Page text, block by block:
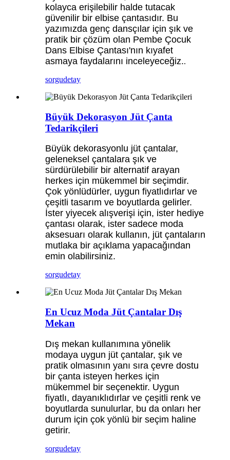
kolayca erişilebilir halde tutacak
güvenilir bir elbise çantasıdır. Bu
yazımızda genç dansçılar için şık ve
pratik bir çözüm olan Pembe Çocuk
Dans Elbise Çantası'nın kıyafet
asmaya faydalarını inceleyeceğiz..
sorgudetay
Büyük Dekorasyon Jüt Çanta
Tedarikçileri
Büyük dekorasyonlu jüt çantalar,
geleneksel çantalara şık ve
sürdürülebilir bir alternatif arayan
herkes için mükemmel bir seçimdir.
Çok yönlüdürler, uygun fiyatlıdırlar ve
çeşitli tasarım ve boyutlarda gelirler.
İster yiyecek alışverişi için, ister hediye
çantası olarak, ister sadece moda
aksesuarı olarak kullanın, jüt çantaların
mutlaka bir açıklama yapacağından
emin olabilirsiniz.
sorgudetay
En Ucuz Moda Jüt Çantalar Dış
Mekan
Dış mekan kullanımına yönelik
modaya uygun jüt çantalar, şık ve
pratik olmasının yanı sıra çevre dostu
bir çanta isteyen herkes için
mükemmel bir seçenektir. Uygun
fiyatlı, dayanıklıdırlar ve çeşitli renk ve
boyutlarda sunulurlar, bu da onları her
durum için çok yönlü bir seçim haline
getirir.
sorgudetay